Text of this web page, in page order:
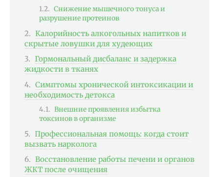
Снижение мышечного тонуса и
разрушение протеинов
Калорийность алкогольных напитков и
скрытые ловушки для худеющих
Гормональный дисбаланс и задержка
жидкости в тканях
Симптомы хронической интоксикации и
необходимость детокса
Внешние проявления избытка
токсинов в организме
Профессиональная помощь: когда стоит
вызвать нарколога
Восстановление работы печени и органов
ЖКТ после очищения